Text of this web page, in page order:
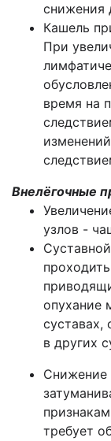
снижения
Кашель
При
время на
Внелёгочные
узлов -
опухание
суставах,
в других
Снижение
требует